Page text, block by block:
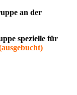
an der
spezielle für